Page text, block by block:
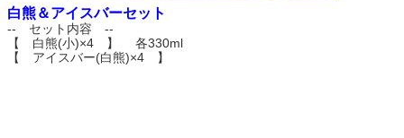
白熊＆アイスバーセット
-- セット内容 --
【 白熊(小)×4 】 各330ml
【 アイスバー(白熊)×4 】